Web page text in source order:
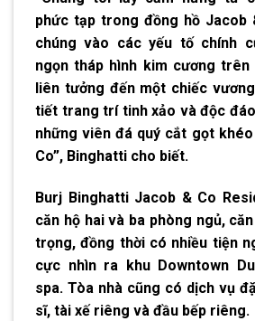
phức tạp trong đồng hồ Jacob
chúng vào các yếu tố chính
ngọn tháp hình kim cương
liên tưởng đến một chiếc
tiết trang trí tinh xảo và độc
những viên đá quý cắt gọt
Co”, Binghatti cho biết.
Burj Binghatti Jacob & Co
căn hộ hai và ba phòng ngủ,
trọng, đồng thời có nhiều tiện
cực nhìn ra khu Downtown
spa. Tòa nhà cũng có dịch vụ
sĩ, tài xế riêng và đầu bếp riêng.